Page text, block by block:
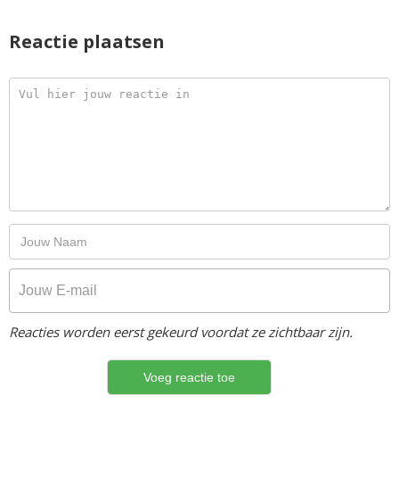
Reactie plaatsen
Reacties worden eerst gekeurd voordat ze zichtbaar zijn.